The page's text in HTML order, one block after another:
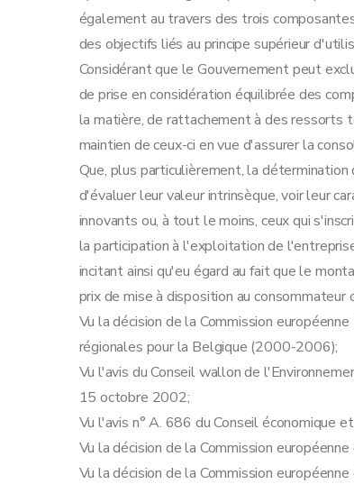
Art. 32
Art. 33
Section 4 La prime aux services de
Art. 34
Art. 35
Art. 36
Art. 37
Art. 38
Art. 39
Section 5
L'exonération du
Art. 40
Art. 41
Art. 42
Chapitre III Dispositions abrogatoires,
Art. 43
Art. 44
Art. 45
Art. 46
également au travers des trois
des objectifs liés au principe supérieur
Considérant que le Gouvernement peut
de prise en considération équilibrée des
la matière, de rattachement à des ressorts
maintien de ceux-ci en vue d'assurer la
Que, plus particulièrement, la
d'évaluer leur valeur intrinsèque, voir leur
innovants ou, à tout le moins, ceux qui
la participation à l'exploitation de
incitant ainsi qu'eu égard au fait que le
prix de mise à disposition au consommateur
Vu la décision de la Commission
régionales pour la Belgique (2000-2006);
Vu l'avis du Conseil wallon de
15 octobre 2002;
Vu l'avis n° A. 686 du Conseil économique
Vu la décision de la Commission
Vu la décision de la Commission